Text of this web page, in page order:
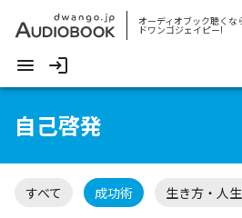
オーディオブック聴くな
ドワンゴジェイピー!
自己啓発
すべて 成功術 生き方・人